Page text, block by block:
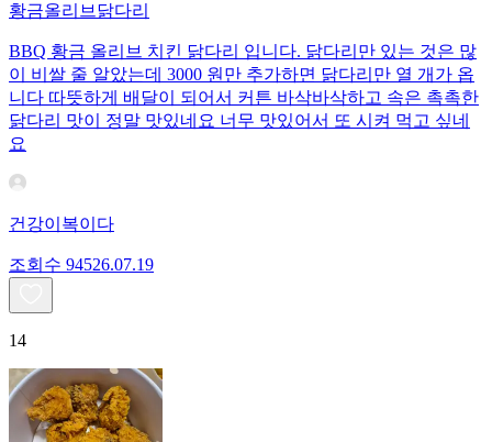
황금올리브닭다리
BBQ 황금 올리브 치킨 닭다리 입니다. 닭다리만 있는 것은 많
이 비쌀 줄 알았는데 3000 원만 추가하면 닭다리만 열 개가 옵
니다 따뜻하게 배달이 되어서 커튼 바삭바삭하고 속은 촉촉한
닭다리 맛이 정말 맛있네요 너무 맛있어서 또 시켜 먹고 싶네
요
건강이복이다
조회수 94526.07.19
14